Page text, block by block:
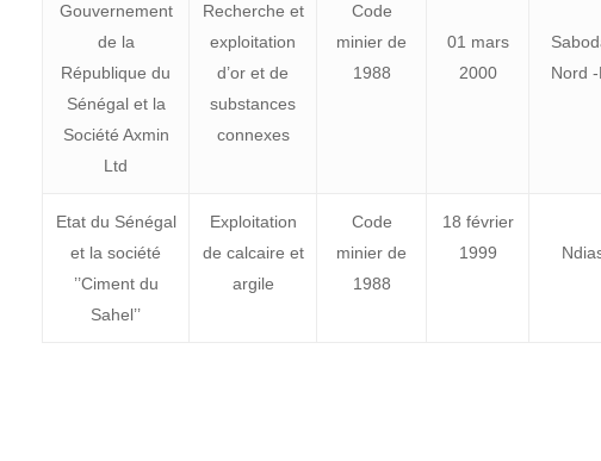
Gouvernement
de la
République du
Sénégal et la
Société Axmin
Ltd
Recherche et
exploitation
d’or et de
substances
connexes
Code
minier de
1988
01 mars
2000
Nord
Etat du Sénégal
et la société
’’Ciment du
Sahel’’
Exploitation
de calcaire et
argile
Code
minier de
1988
18 février
1999